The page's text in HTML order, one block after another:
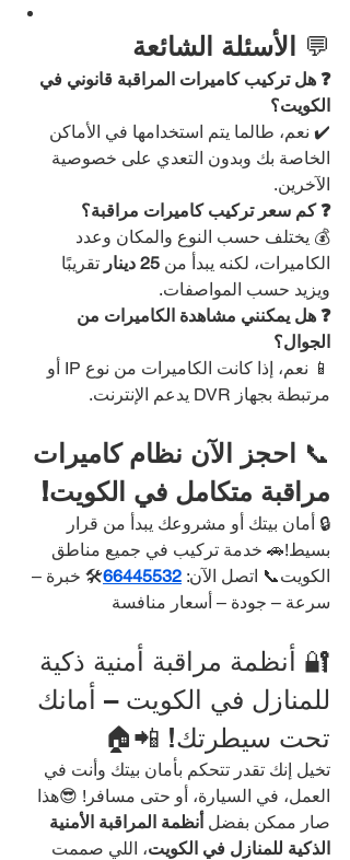
💬 الأسئلة الشائعة
❓ هل تركيب كاميرات المراقبة قانوني في
الكويت؟
✔️ نعم، طالما يتم استخدامها في الأماكن
الخاصة بك وبدون التعدي على خصوصية
الآخرين.
❓ كم سعر تركيب كاميرات مراقبة؟
💰 يختلف حسب النوع والمكان وعدد
الكاميرات، لكنه يبدأ من 25 دينار
تقريبًا
ويزيد حسب المواصفات.
❓ هل يمكنني مشاهدة الكاميرات من
الجوال؟
📱 نعم، إذا كانت الكاميرات من نوع IP أو
مرتبطة بجهاز DVR يدعم الإنترنت.
📞
احجز الآن نظام كاميرات
مراقبة متكامل في الكويت!
🔒 أمان بيتك أو مشروعك يبدأ من قرار
بسيط!🚗 خدمة تركيب في جميع مناطق
الكويت📞 اتصل الآن: 66445532🛠️ خبرة –
سرعة – جودة – أسعار منافسة
🔐 أنظمة مراقبة أمنية ذكية
للمنازل في الكويت – أمانك
تحت سيطرتك! 📲🏠
تخيل إنك تقدر تتحكم بأمان بيتك وأنت في
العمل، في السيارة، أو حتى مسافر! 😎هذا
صار ممكن بفضل أنظمة المراقبة الأمنية
الذكية للمنازل في الكويت، اللي صممت